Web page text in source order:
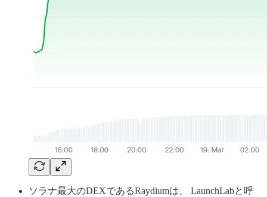
ソラナ最大のDEXであるRaydiumは、 LaunchLabと呼